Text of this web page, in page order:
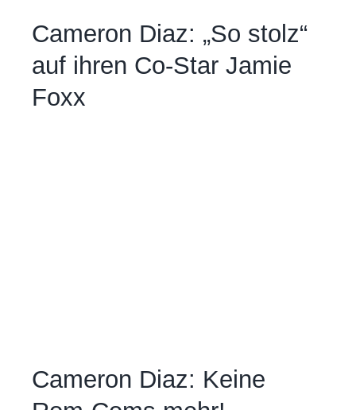
Cameron Diaz: „So stolz“
auf ihren Co-Star Jamie
Foxx
Cameron Diaz: Keine